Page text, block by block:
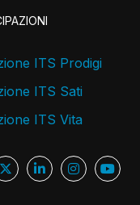
ITS Prodigi
ITS Sati
ITS Vita